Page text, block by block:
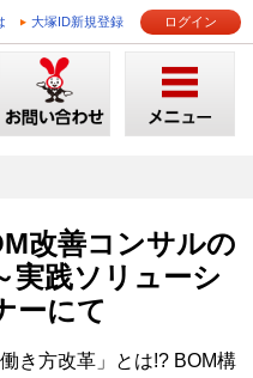
大塚ID新規登録 ログイン
改善コンサルの
実践ソリューシ
ーにて
き方改革」とは!? BOM構